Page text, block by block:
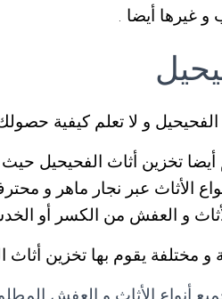
و غيرها أيضا .
و لا تعلم كيفية
تخزين أثاث الفحيحيل حيث
الأثاث عبر نجار ماهر و
و العفش من الكسر أو
مختلفة يقوم بها تخزين أثاث